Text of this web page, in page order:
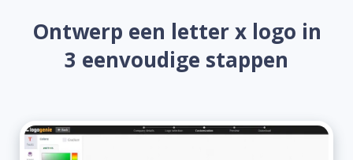
Ontwerp een letter x logo in
3 eenvoudige stappen